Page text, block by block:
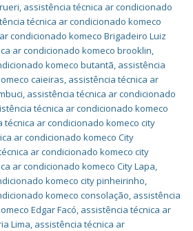
, assistência técnica ar condicionado
técnica ar condicionado komeco
condicionado komeco Brigadeiro Luiz
ar condicionado komeco brooklin,
komeco butantã, assistência
caieiras, assistência técnica ar
, assistência técnica ar condicionado
técnica ar condicionado komeco
técnica ar condicionado komeco city
ar condicionado komeco City
ar condicionado komeco city
ar condicionado komeco City Lapa,
komeco city pinheirinho,
komeco consolação, assistência
Edgar Facó, assistência técnica ar
Lima, assistência técnica ar